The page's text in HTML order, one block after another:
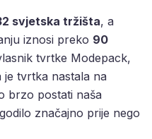
svjetska tržišta, a
iznosi preko 90
tvrtke Modepack,
je tvrtka nastala na
brzo postati naša
značajno prije nego